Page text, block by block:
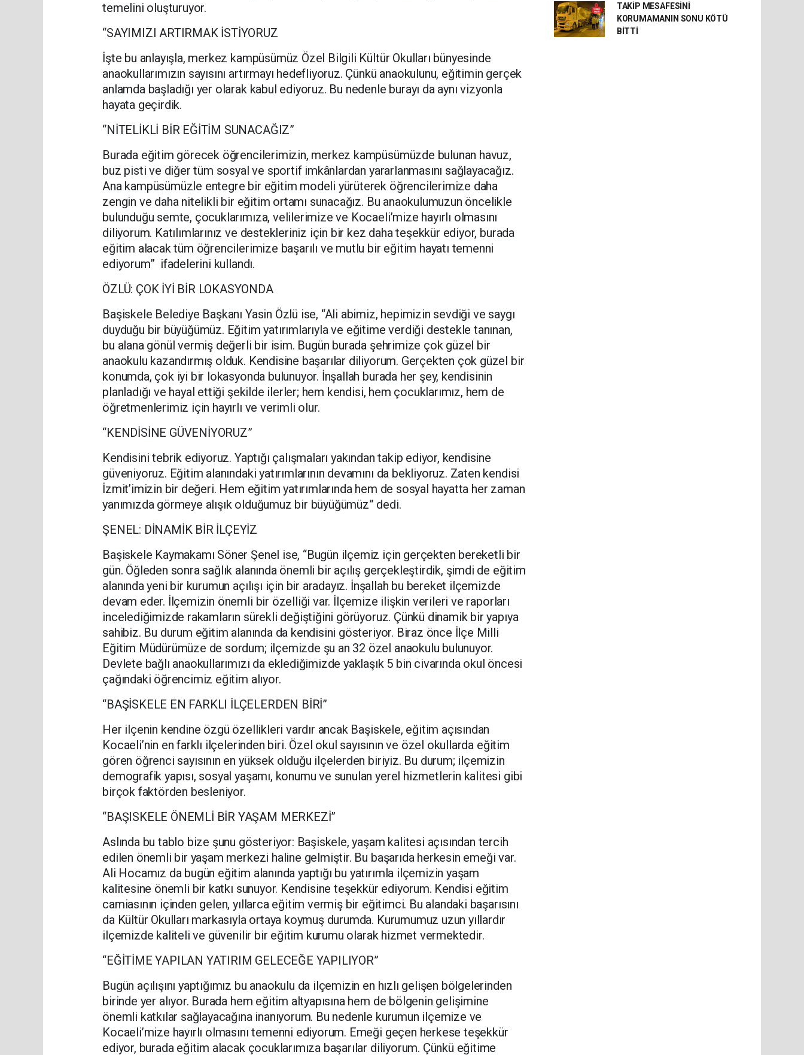
temelini oluşturuyor.
“SAYIMIZI ARTIRMAK İSTİYORUZ
İşte bu anlayışla, merkez kampüsümüz Özel Bilgili Kültür Okulları bünyesinde
anaokullarımızın sayısını artırmayı hedefliyoruz. Çünkü anaokulunu, eğitimin gerçek
anlamda başladığı yer olarak kabul ediyoruz. Bu nedenle burayı da aynı vizyonla
hayata geçirdik.
“NİTELİKLİ BİR EĞİTİM SUNACAĞIZ”
Burada eğitim görecek öğrencilerimizin, merkez kampüsümüzde bulunan havuz,
buz pisti ve diğer tüm sosyal ve sportif imkânlardan yararlanmasını sağlayacağız.
Ana kampüsümüzle entegre bir eğitim modeli yürüterek öğrencilerimize daha
zengin ve daha nitelikli bir eğitim ortamı sunacağız. Bu anaokulumuzun öncelikle
bulunduğu semte, çocuklarımıza, velilerimize ve Kocaeli’mize hayırlı olmasını
diliyorum. Katılımlarınız ve destekleriniz için bir kez daha teşekkür ediyor, burada
eğitim alacak tüm öğrencilerimize başarılı ve mutlu bir eğitim hayatı temenni
ediyorum” ifadelerini kullandı.
ÖZLÜ: ÇOK İYİ BİR LOKASYONDA
Başiskele Belediye Başkanı Yasin Özlü ise, “Ali abimiz, hepimizin sevdiği ve saygı
duyduğu bir büyüğümüz. Eğitim yatırımlarıyla ve eğitime verdiği destekle tanınan,
bu alana gönül vermiş değerli bir isim. Bugün burada şehrimize çok güzel bir
anaokulu kazandırmış olduk. Kendisine başarılar diliyorum. Gerçekten çok güzel bir
konumda, çok iyi bir lokasyonda bulunuyor. İnşallah burada her şey, kendisinin
planladığı ve hayal ettiği şekilde ilerler; hem kendisi, hem çocuklarımız, hem de
öğretmenlerimiz için hayırlı ve verimli olur.
“KENDİSİNE GÜVENİYORUZ”
Kendisini tebrik ediyoruz. Yaptığı çalışmaları yakından takip ediyor, kendisine
güveniyoruz. Eğitim alanındaki yatırımlarının devamını da bekliyoruz. Zaten kendisi
İzmit’imizin bir değeri. Hem eğitim yatırımlarında hem de sosyal hayatta her zaman
yanımızda görmeye alışık olduğumuz bir büyüğümüz” dedi.
ŞENEL: DİNAMİK BİR İLÇEYİZ
Başiskele Kaymakamı Söner Şenel ise, “Bugün ilçemiz için gerçekten bereketli bir
gün. Öğleden sonra sağlık alanında önemli bir açılış gerçekleştirdik, şimdi de eğitim
alanında yeni bir kurumun açılışı için bir aradayız. İnşallah bu bereket ilçemizde
devam eder. İlçemizin önemli bir özelliği var. İlçemize ilişkin verileri ve raporları
incelediğimizde rakamların sürekli değiştiğini görüyoruz. Çünkü dinamik bir yapıya
sahibiz. Bu durum eğitim alanında da kendisini gösteriyor. Biraz önce İlçe Milli
Eğitim Müdürümüze de sordum; ilçemizde şu an 32 özel anaokulu bulunuyor.
Devlete bağlı anaokullarımızı da eklediğimizde yaklaşık 5 bin civarında okul öncesi
çağındaki öğrencimiz eğitim alıyor.
“BAŞİSKELE EN FARKLI İLÇELERDEN BİRİ”
Her ilçenin kendine özgü özellikleri vardır ancak Başiskele, eğitim açısından
Kocaeli’nin en farklı ilçelerinden biri. Özel okul sayısının ve özel okullarda eğitim
gören öğrenci sayısının en yüksek olduğu ilçelerden biriyiz. Bu durum; ilçemizin
demografik yapısı, sosyal yaşamı, konumu ve sunulan yerel hizmetlerin kalitesi gibi
birçok faktörden besleniyor.
“BAŞISKELE ÖNEMLİ BİR YAŞAM MERKEZİ”
Aslında bu tablo bize şunu gösteriyor: Başiskele, yaşam kalitesi açısından tercih
edilen önemli bir yaşam merkezi haline gelmiştir. Bu başarıda herkesin emeği var.
Ali Hocamız da bugün eğitim alanında yaptığı bu yatırımla ilçemizin yaşam
kalitesine önemli bir katkı sunuyor. Kendisine teşekkür ediyorum. Kendisi eğitim
camiasının içinden gelen, yıllarca eğitim vermiş bir eğitimci. Bu alandaki başarısını
da Kültür Okulları markasıyla ortaya koymuş durumda. Kurumumuz uzun yıllardır
ilçemizde kaliteli ve güvenilir bir eğitim kurumu olarak hizmet vermektedir.
“EĞİTİME YAPILAN YATIRIM GELECEĞE YAPILIYOR”
Bugün açılışını yaptığımız bu anaokulu da ilçemizin en hızlı gelişen bölgelerinden
birinde yer alıyor. Burada hem eğitim altyapısına hem de bölgenin gelişimine
önemli katkılar sağlayacağına inanıyorum. Bu nedenle kurumun ilçemize ve
Kocaeli’mize hayırlı olmasını temenni ediyorum. Emeği geçen herkese teşekkür
ediyor, burada eğitim alacak çocuklarımıza başarılar diliyorum. Çünkü eğitime
TAKİP MESAFESİNİ
KORUMAMANIN SONU KÖTÜ
BİTTİ